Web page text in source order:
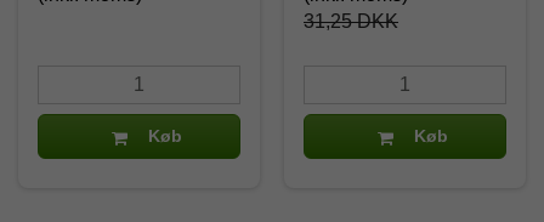
Køb
31,25 DKK
Køb